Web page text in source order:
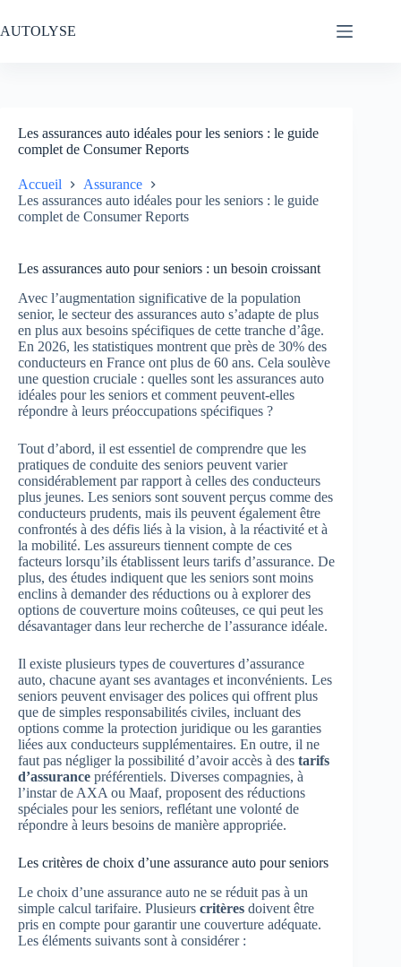
au
contenu
AUTOLYSE
Les assurances auto idéales pour les seniors : le guide
complet de Consumer Reports
Accueil
Assurance
Les assurances auto idéales pour les seniors : le guide
complet de Consumer Reports
Les assurances auto pour seniors : un besoin croissant
Avec l’augmentation significative de la population
senior, le secteur des assurances auto s’adapte de plus
en plus aux besoins spécifiques de cette tranche d’âge.
En 2026, les statistiques montrent que près de 30% des
conducteurs en France ont plus de 60 ans. Cela soulève
une question cruciale : quelles sont les assurances auto
idéales pour les seniors et comment peuvent-elles
répondre à leurs préoccupations spécifiques ?
Tout d’abord, il est essentiel de comprendre que les
pratiques de conduite des seniors peuvent varier
considérablement par rapport à celles des conducteurs
plus jeunes. Les seniors sont souvent perçus comme des
conducteurs prudents, mais ils peuvent également être
confrontés à des défis liés à la vision, à la réactivité et à
la mobilité. Les assureurs tiennent compte de ces
facteurs lorsqu’ils établissent leurs tarifs d’assurance. De
plus, des études indiquent que les seniors sont moins
enclins à demander des réductions ou à explorer des
options de couverture moins coûteuses, ce qui peut les
désavantager dans leur recherche de l’assurance idéale.
Il existe plusieurs types de couvertures d’assurance
auto, chacune ayant ses avantages et inconvénients. Les
seniors peuvent envisager des polices qui offrent plus
que de simples responsabilités civiles, incluant des
options comme la protection juridique ou les garanties
liées aux conducteurs supplémentaires. En outre, il ne
faut pas négliger la possibilité d’avoir accès à des tarifs
d’assurance préférentiels. Diverses compagnies, à
l’instar de AXA ou Maaf, proposent des réductions
spéciales pour les seniors, reflétant une volonté de
répondre à leurs besoins de manière appropriée.
Les critères de choix d’une assurance auto pour seniors
Le choix d’une assurance auto ne se réduit pas à un
simple calcul tarifaire. Plusieurs critères doivent être
pris en compte pour garantir une couverture adéquate.
Les éléments suivants sont à considérer :